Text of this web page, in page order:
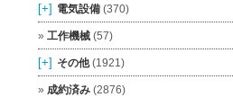
[+] 電気設備 (370)
工作機械 (57)
[+] その他(1921)
成約済み (2876)